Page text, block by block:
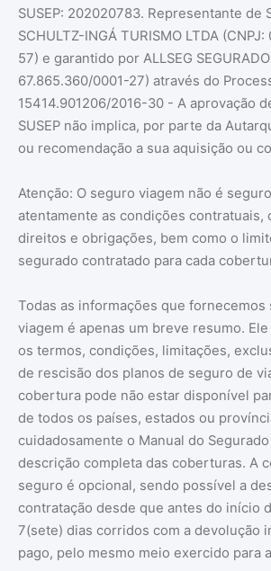
SUSEP: 202020783. Representante de
SCHULTZ-INGÁ TURISMO LTDA
57) e garantido por ALLSEG
67.865.360/0001-27) através do
15414.901206/2016-30 - A aprovação
SUSEP não implica, por parte da
ou recomendação a sua aquisição ou
Atenção: O seguro viagem não é
atentamente as condições contratuais,
direitos e obrigações, bem como o
segurado contratado para cada
Todas as informações que
viagem é apenas um breve resumo.
os termos, condições, limitações,
de rescisão dos planos de seguro de
cobertura pode não estar disponível
de todos os países, estados ou
cuidadosamente o Manual do
descrição completa das coberturas. A
seguro é opcional, sendo possível a
contratação desde que antes do início
7(sete) dias corridos com a devolução
pago, pelo mesmo meio exercido para